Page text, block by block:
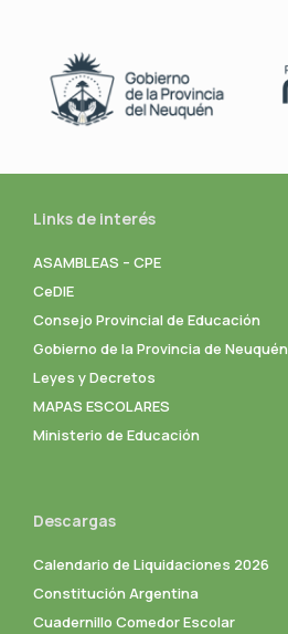
Links de interés
ASAMBLEAS – CPE
CeDIE
Consejo Provincial de Educación
Gobierno de la Provincia de Neuquén
Leyes y Decretos
MAPAS ESCOLARES
Ministerio de Educación
Descargas
Calendario de Liquidaciones 2026
Constitución Argentina
Cuadernillo Comedor Escolar